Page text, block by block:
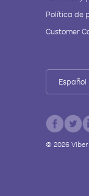
Política de
Customer
Español
© 2026Viber